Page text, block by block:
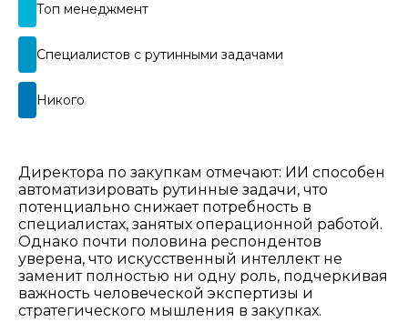
Топ менеджмент​​​​​
Специалистов с рутинными задачами​
Никого​
Директора по закупкам отмечают: ИИ способен
автоматизировать рутинные задачи, что
потенциально снижает потребность в
специалистах, занятых операционной работой.
Однако почти половина респондентов
уверена, что искусственный интеллект не
заменит полностью ни одну роль, подчеркивая
важность человеческой экспертизы и
стратегического мышления в закупках.​
Программа Как это было